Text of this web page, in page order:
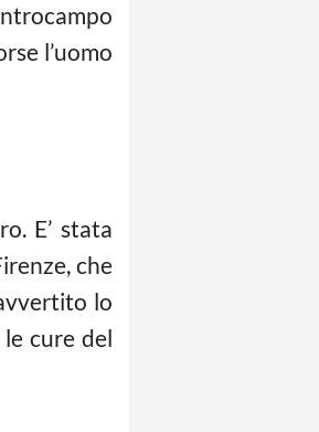
l’uomo
E’ stata
che
lo
cure del